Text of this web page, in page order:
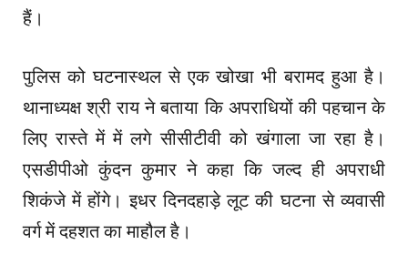
हैं।
पुलिस को घटनास्थल से एक खोखा भी बरामद हुआ है।
थानाध्यक्ष श्री राय ने बताया कि अपराधियों की पहचान के
लिए रास्ते में में लगे सीसीटीवी को खंगाला जा रहा है।
एसडीपीओ कुंदन कुमार ने कहा कि जल्द ही अपराधी
शिकंजे में होंगे। इधर दिनदहाड़े लूट की घटना से व्यवासी
वर्ग में दहशत का माहौल है।